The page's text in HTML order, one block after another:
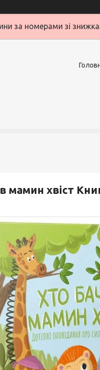
за номерами зі
мамин хвіст